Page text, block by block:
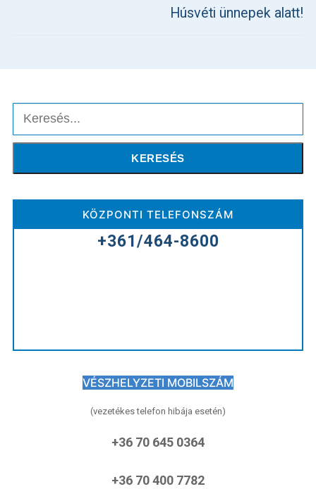
Húsvéti ünnepek alatt!
Keresés
KERESÉS
KÖZPONTI TELEFONSZÁM
+361/464-8600
VÉSZHELYZETI MOBILSZÁM
(vezetékes telefon hibája esetén)
+36 70 645 0364
+36 70 400 7782